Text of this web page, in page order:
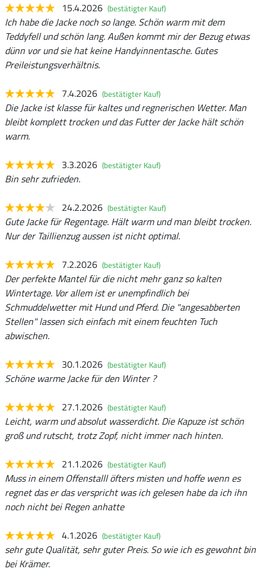
15.4.2026 (bestätigter Kauf)
Ich habe die Jacke noch so lange. Schön warm mit dem
Teddyfell und schön lang. Außen kommt mir der Bezug etwas
dünn vor und sie hat keine Handyinnentasche. Gutes
Preileistungsverhältnis.
7.4.2026 (bestätigter Kauf)
Die Jacke ist klasse für kaltes und regnerischen Wetter. Man
bleibt komplett trocken und das Futter der Jacke hält schön
warm.
3.3.2026 (bestätigter Kauf)
Bin sehr zufrieden.
24.2.2026 (bestätigter Kauf)
Gute Jacke für Regentage. Hält warm und man bleibt trocken.
Nur der Taillienzug aussen ist nicht optimal.
7.2.2026 (bestätigter Kauf)
Der perfekte Mantel für die nicht mehr ganz so kalten
Wintertage. Vor allem ist er unempfindlich bei
Schmuddelwetter mit Hund und Pferd. Die "angesabberten
Stellen" lassen sich einfach mit einem feuchten Tuch
abwischen.
30.1.2026 (bestätigter Kauf)
Schöne warme Jacke für den Winter ?
27.1.2026 (bestätigter Kauf)
Leicht, warm und absolut wasserdicht. Die Kapuze ist schön
groß und rutscht, trotz Zopf, nicht immer nach hinten.
21.1.2026 (bestätigter Kauf)
Muss in einem Offenstalll öfters misten und hoffe wenn es
regnet das er das verspricht was ich gelesen habe da ich ihn
noch nicht bei Regen anhatte
4.1.2026 (bestätigter Kauf)
sehr gute Qualität, sehr guter Preis. So wie ich es gewohnt bin
bei Krämer.